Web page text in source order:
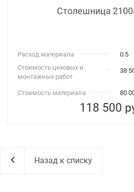
Столешница
Расход материала
0.5
Стоимость цеховых и
монтажных работ
38
Стоимость материала 80
118 500
Назад к списку